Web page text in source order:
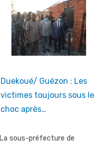
Duekoué/ Guézon : Les
victimes toujours sous le
choc après…
La sous-préfecture de